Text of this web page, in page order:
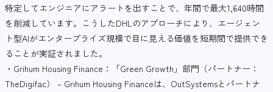
特定してエンジニアにアラートを出すことで、年間で最大1,640時間
を削減しています。こうしたDHLのアプローチにより、エージェン
ト型AIがエンタープライズ規模で目に見える価値を短期間で提供でき
ることが実証されました。
・Grihum Housing Finance：「Green Growth」部門（パートナー：
TheDigifac） – Grihum Housing Financeは、OutSystemsとパートナ